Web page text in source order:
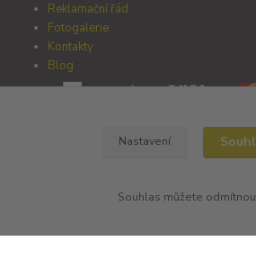
Reklamační řád
Fotogalerie
Kontakty
Blog
Farma Puklavec
Nastavení
Souhlas můžete